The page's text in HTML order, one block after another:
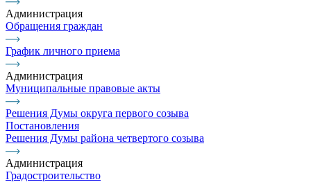
Администрация
Обращения граждан
График личного приема
Администрация
Муниципальные правовые акты
Решения Думы округа первого созыва
Постановления
Решения Думы района четвертого созыва
Администрация
Градостроительство